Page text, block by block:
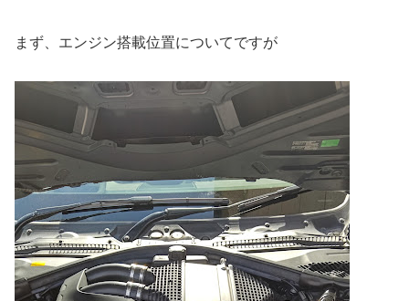
まず、エンジン搭載位置についてですが